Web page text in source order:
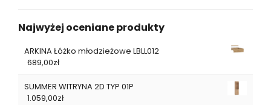
Najwyżej oceniane produkty
ARKINA Łóżko młodzieżowe LBLL012
689,00zł
SUMMER WITRYNA 2D TYP 01P
1.059,00zł